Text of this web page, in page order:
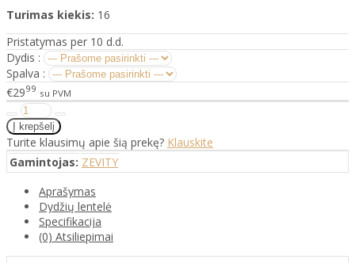
Turimas kiekis: 16
Pristatymas per 10 d.d.
Dydis :
Spalva :
€2999 su PVM
Turite klausimų apie šią prekę? Klauskite
Gamintojas: ZEVITY
Aprašymas
Dydžių lentelė
Specifikacija
(0) Atsiliepimai